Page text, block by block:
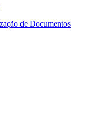
de Documentos